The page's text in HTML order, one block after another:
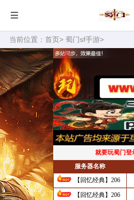
当前位置： 首页> 蜀门sf手游>